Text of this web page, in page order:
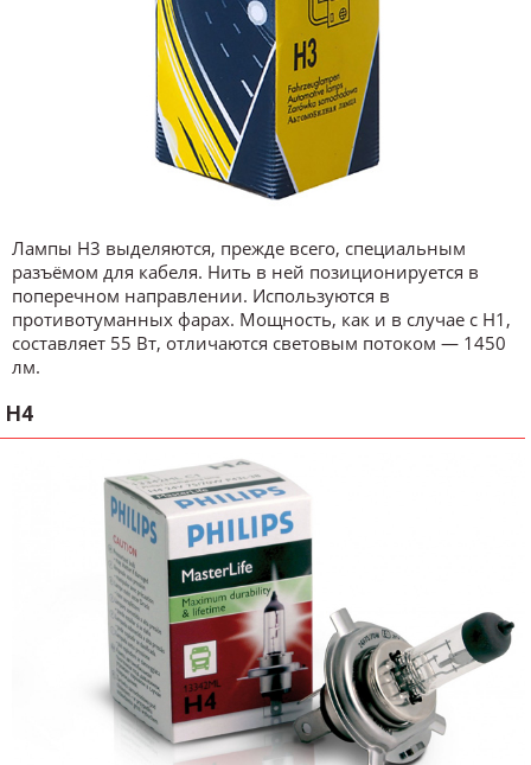
Лампы H3 выделяются, прежде всего, специальным
разъёмом для кабеля. Нить в ней позиционируется в
поперечном направлении. Используются в
противотуманных фарах. Мощность, как и в случае с H1,
составляет 55 Вт, отличаются световым потоком — 1450
лм.
H4